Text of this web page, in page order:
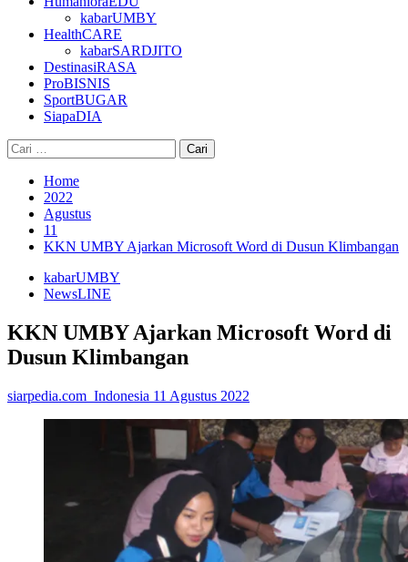
kabarUMBY
HealthCARE
kabarSARDJITO
DestinasiRASA
ProBISNIS
SportBUGAR
SiapaDIA
Cari
untuk:
Home
2022
Agustus
11
KKN UMBY Ajarkan Microsoft Word di Dusun Klimbangan
kabarUMBY
NewsLINE
KKN UMBY Ajarkan Microsoft Word di
Dusun Klimbangan
siarpedia.com_Indonesia 11 Agustus 2022